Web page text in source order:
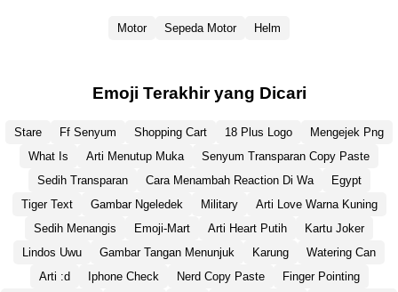
Motor Sepeda Motor Helm
Emoji Terakhir yang Dicari
Stare Ff Senyum Shopping Cart 18 Plus Logo
Mengejek Png
What Is
Arti Menutup Muka
Senyum Transparan Copy Paste
Sedih Transparan
Cara Menambah Reaction Di Wa
Egypt
Tiger Text
Gambar Ngeledek Military
Arti Love Warna Kuning
Sedih Menangis
Emoji-Mart Arti Heart Putih
Kartu Joker
Lindos Uwu
Gambar Tangan Menunjuk Karung
Watering Can
Arti :d
Iphone Check Nerd Copy Paste
Finger Pointing